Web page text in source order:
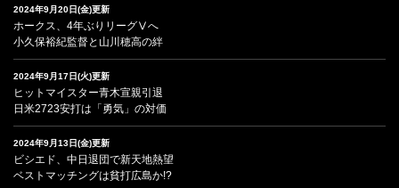
2024年9月20日(金)更新
ホークス、4年ぶりリーグⅤへ
小久保裕紀監督と山川穂高の絆
2024年9月17日(火)更新
ヒットマイスター青木宣親引退
日米2723安打は「勇気」の対価
2024年9月13日(金)更新
ビシエド、中日退団で新天地熱望
ベストマッチングは貧打広島か!?